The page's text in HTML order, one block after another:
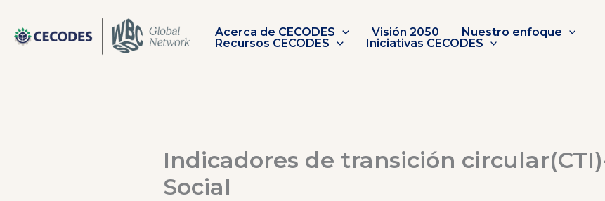
contenido
Acerca de CECODES Visión 2050
Nuestro enfoque
Recursos CECODES
Iniciativas CECODES
Indicadores de transición
Social